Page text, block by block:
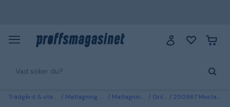
Trädgård & utemiljö Matlagning & grillar Matlagningsredskap Grilltillbehör 250967 Mustang Överdrag till Gourmet-klotgrill